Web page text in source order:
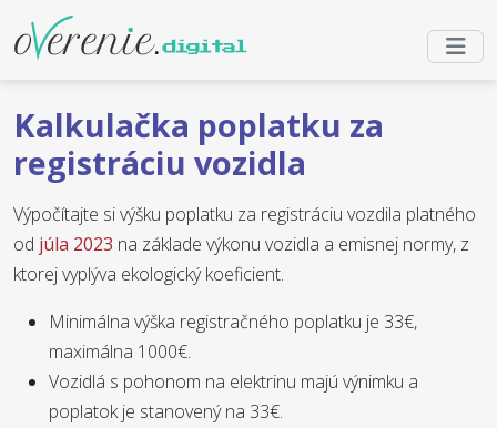
Kalkulačka poplatku za
registráciu vozidla
Výpočítajte si výšku poplatku za registráciu vozdila platného
od júla 2023 na základe výkonu vozidla a emisnej normy, z
ktorej vyplýva ekologický koeficient.
Minimálna výška registračného poplatku je 33€,
maximálna 1000€.
Vozidlá s pohonom na elektrinu majú výnimku a
poplatok je stanovený na 33€.